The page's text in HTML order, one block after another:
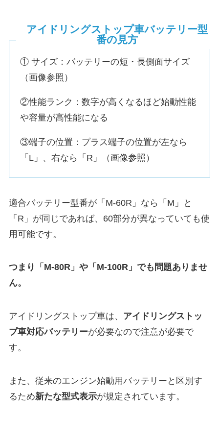
アイドリングストップ車バッテリー型
番の見方
① サイズ：バッテリーの短・長側面サイズ
（画像参照）
②性能ランク：数字が高くなるほど始動性能
や容量が高性能になる
③端子の位置：プラス端子の位置が左なら
「L」、右なら「R」（画像参照）
適合バッテリー型番が「M-60R」なら「M」と
「R」が同じであれば、60部分が異なっていても使
用可能です。
つまり「M-80R」や「M-100R」でも問題ありませ
ん。
アイドリングストップ車は、 アイドリングストッ
プ車対応バッテリーが必要なので注意が必要で
す。
また、従来のエンジン始動用バッテリーと区別す
るため新たな型式表示が規定されています。